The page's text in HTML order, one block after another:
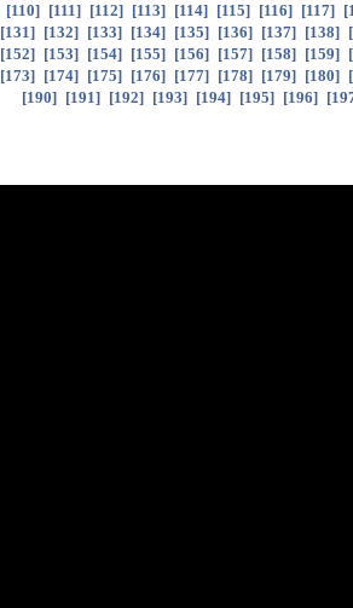
[110] [111] [112] [113] [114] [115] [116] [117] [
[131] [132] [133] [134] [135] [136] [137] [138] [
[152] [153] [154] [155] [156] [157] [158] [159] [
[173] [174] [175] [176] [177] [178] [179] [180] [
[190] [191] [192] [193] [194] [195] [196] [